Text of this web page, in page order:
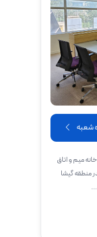
شعبه
میم و اتاق
منطقه گیشا